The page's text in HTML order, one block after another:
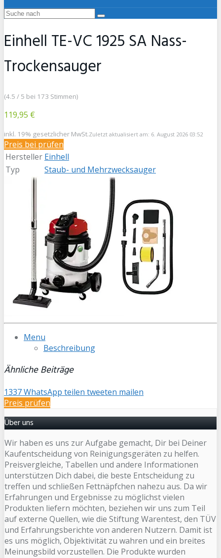
Einhell TE-VC 1925 SA Nass-
Trockensauger
(4.5 / 5 bei 173 Stimmen)
119,95 €
inkl. 19% gesetzlicher MwSt.Zuletzt aktualisiert am: 6. August 2026 03:52
Preis bei prüfen
Hersteller Einhell
Typ
Staub- und Mehrzwecksauger
Menu
Beschreibung
Ähnliche Beiträge
1337WhatsApp teilen tweeten mailen
Preis prüfen
Über uns
Wir haben es uns zur Aufgabe gemacht, Dir bei Deiner
Kaufentscheidung von Reinigungsgeräten zu helfen.
Preisvergleiche, Tabellen und andere Informationen
unterstützen Dich dabei, die beste Entscheidung zu
treffen und schließen Fettnäpfchen nahezu aus. Da wir
Erfahrungen und Ergebnisse zu möglichst vielen
Produkten liefern möchten, beziehen wir uns zum Teil
auf externe Quellen, wie die Stiftung Warentest, den TÜV
und Erfahrungsberichte von anderen Nutzern. Damit ist
es uns möglich, Objektivität zu wahren und ein breites
Meinungsbild vorzustellen. Die Produkte wurden